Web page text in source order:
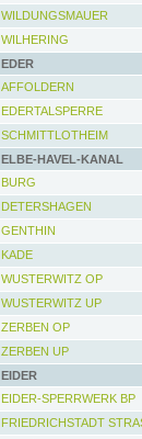
WILDUNGSMAUER
WILHERING
EDER
AFFOLDERN
EDERTALSPERRE
SCHMITTLOTHEIM
ELBE-HAVEL-KANAL
BURG
DETERSHAGEN
GENTHIN
KADE
WUSTERWITZ OP
WUSTERWITZ UP
ZERBEN OP
ZERBEN UP
EIDER
EIDER-SPERRWERK BP
FRIEDRICHSTADT